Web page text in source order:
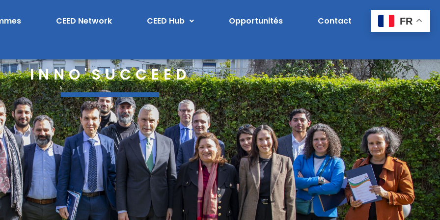
CEED Network CEED Hub Opportunités Contact
INNO'SUCCEED
FR